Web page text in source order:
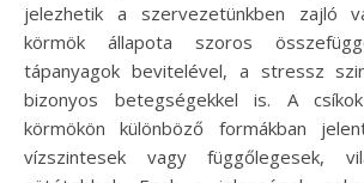
jelezhetik a szervezetünkben zajló
körmök állapota szoros
tápanyagok bevitelével, a stressz
bizonyos betegségekkel is. A
körmökön különböző formákban
vízszintesek vagy függőlegesek,